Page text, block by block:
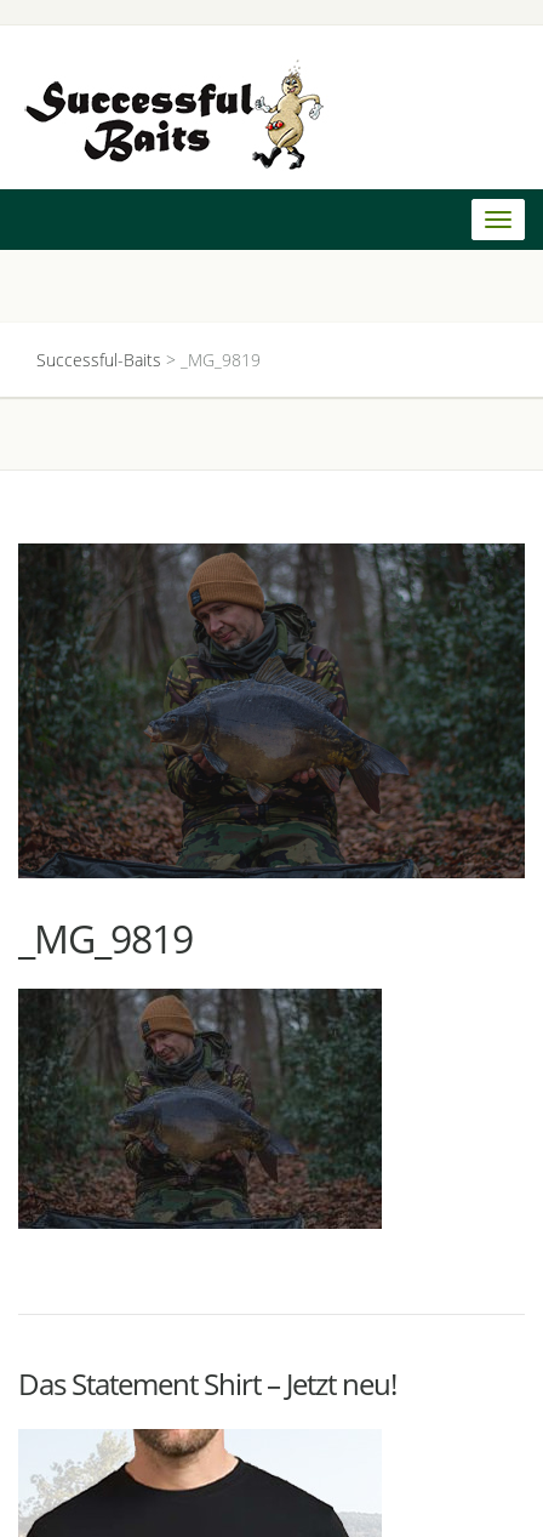
Successful-Baits > _MG_9819
_MG_9819
Das Statement Shirt – Jetzt neu!